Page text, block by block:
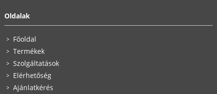
Oldalak
Főoldal
Termékek
Szolgáltatások
Elérhetőség
Ajánlatkérés